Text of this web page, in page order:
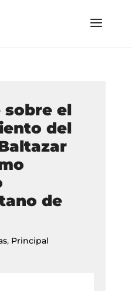
sobre el
del
de
, Principal